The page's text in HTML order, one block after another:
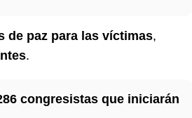
de paz para las víctimas,
.
congresistas que iniciarán